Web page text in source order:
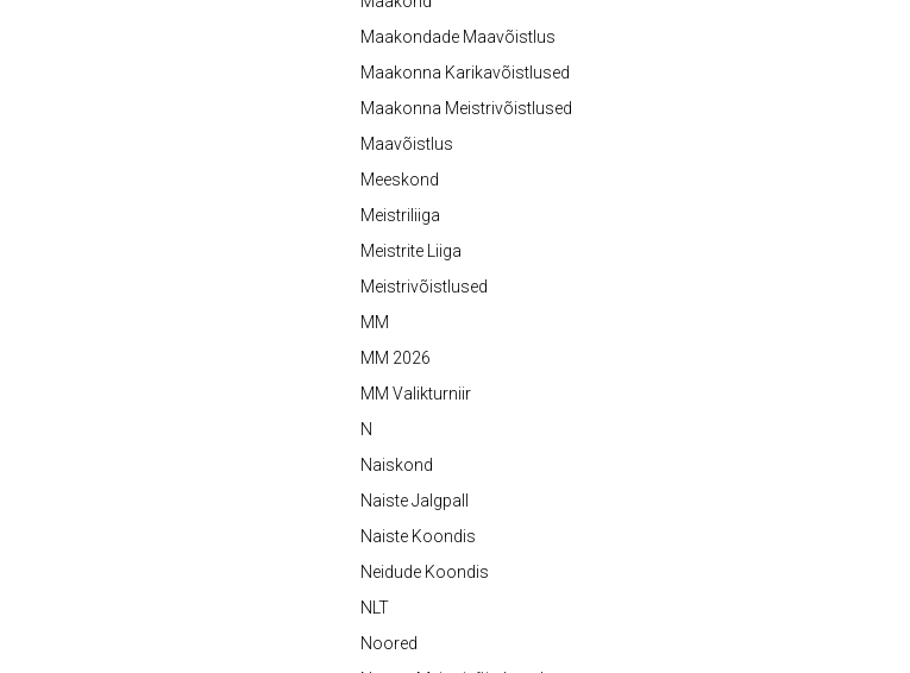
Maakondade Maavõistlus
Maakonna Karikavõistlused
Maakonna Meistrivõistlused
Maavõistlus
Meeskond
Meistriliiga
Meistrite Liiga
Meistrivõistlused
MM
MM 2026
MM Valikturniir
N
Naiskond
Naiste Jalgpall
Naiste Koondis
Neidude Koondis
NLT
Noored